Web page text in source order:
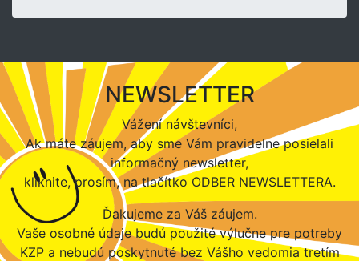
NEWSLETTER
Vážení návštevníci,
Ak máte záujem, aby sme Vám pravidelne posielali
informačný newsletter,
kliknite, prosím, na tlačítko ODBER NEWSLETTERA.
Ďakujeme za Váš záujem.
Vaše osobné údaje budú použité výlučne pre potreby
KZP a nebudú poskytnuté bez Vášho vedomia tretím